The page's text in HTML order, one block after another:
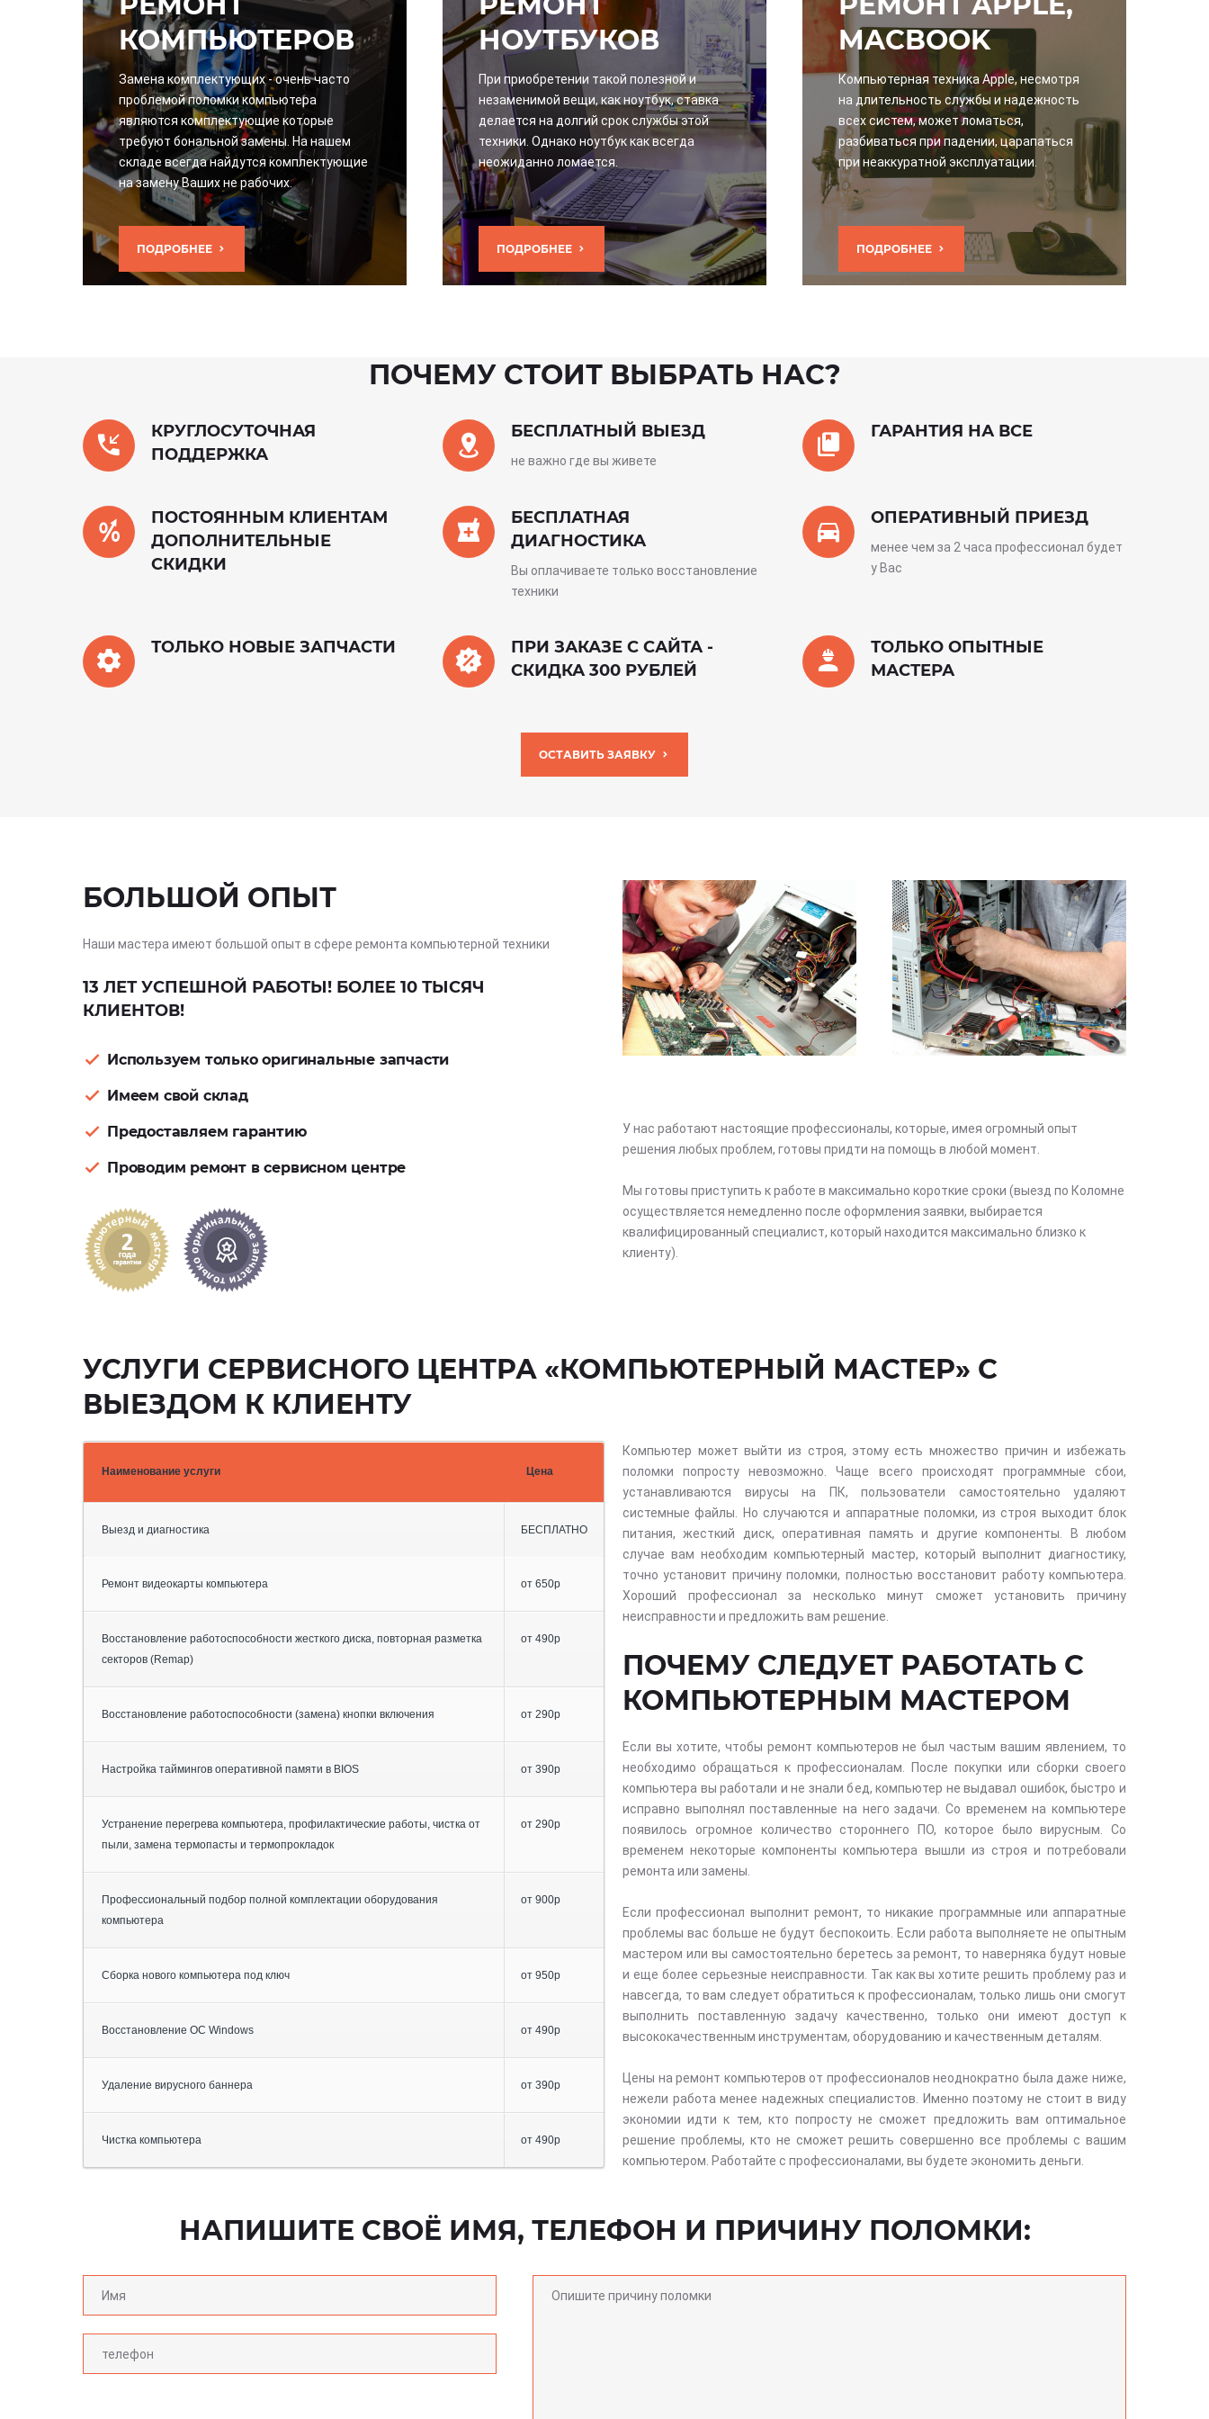
КОМПЬЮТЕРОВ
Замена комплектующих - очень часто
проблемой поломки компьютера
являются комплектующие которые
требуют бональной замены. На нашем
складе всегда найдутся комплектующие
на замену Ваших не рабочих.
ПОДРОБНЕЕ
НОУТБУКОВ
При приобретении такой полезной и
незаменимой вещи, как ноутбук, ставка
делается на долгий срок службы этой
техники. Однако ноутбук как всегда
неожиданно ломается.
ПОДРОБНЕЕ
MACBOOK
Компьютерная техника Apple, несмотря
на длительность службы и надежность
всех систем, может ломаться,
разбиваться при падении, царапаться
при неаккуратной эксплуатации.
ПОДРОБНЕЕ
ПОЧЕМУ СТОИТ ВЫБРАТЬ НАС?
КРУГЛОСУТОЧНАЯ
ПОДДЕРЖКА
БЕСПЛАТНЫЙ ВЫЕЗД
не важно где вы живете
ГАРАНТИЯ НА ВСЕ
ПОСТОЯННЫМ КЛИЕНТАМ
ДОПОЛНИТЕЛЬНЫЕ
СКИДКИ
БЕСПЛАТНАЯ
ДИАГНОСТИКА
Вы оплачиваете только восстановление
техники
ОПЕРАТИВНЫЙ ПРИЕЗД
менее чем за 2 часа профессионал будет
у Вас
ТОЛЬКО НОВЫЕ ЗАПЧАСТИ
ПРИ ЗАКАЗЕ С САЙТА -
СКИДКА 300 РУБЛЕЙ
ТОЛЬКО ОПЫТНЫЕ
МАСТЕРА
ОСТАВИТЬ ЗАЯВКУ
БОЛЬШОЙ ОПЫТ
Наши мастера имеют большой опыт в сфере ремонта компьютерной техники
13 ЛЕТ УСПЕШНОЙ РАБОТЫ! БОЛЕЕ 10 ТЫСЯЧ
КЛИЕНТОВ!
Используем только оригинальные запчасти
Имеем свой склад
Предоставляем гарантию
Проводим ремонт в сервисном центре
У нас работают настоящие профессионалы, которые, имея огромный опыт
решения любых проблем, готовы придти на помощь в любой момент.
Мы готовы приступить к работе в максимально короткие сроки (выезд по Коломне
осуществляется немедленно после оформления заявки, выбирается
квалифицированный специалист, который находится максимально близко к
клиенту).
УСЛУГИ СЕРВИСНОГО ЦЕНТРА «КОМПЬЮТЕРНЫЙ МАСТЕР» С
ВЫЕЗДОМ К КЛИЕНТУ
Наименование услуги Цена
Выезд и диагностика БЕСПЛАТНО
Ремонт видеокарты компьютера от 650р
Восстановление работоспособности жесткого диска, повторная разметка
секторов (Remap)
от 490р
Восстановление работоспособности (замена) кнопки включения от 290р
Настройка таймингов оперативной памяти в BIOS от 390р
Устранение перегрева компьютера, профилактические работы, чистка от
пыли, замена термопасты и термопрокладок
от 290р
Профессиональный подбор полной комплектации оборудования
компьютера
от 900р
Сборка нового компьютера под ключ от 950р
Восстановление ОС Windows от 490р
Удаление вирусного баннера от 390р
Чистка компьютера от 490р
Компьютер может выйти из строя, этому есть множество причин и избежать
поломки попросту невозможно. Чаще всего происходят программные сбои,
устанавливаются вирусы на ПК, пользователи самостоятельно удаляют
системные файлы. Но случаются и аппаратные поломки, из строя выходит блок
питания, жесткий диск, оперативная память и другие компоненты. В любом
случае вам необходим компьютерный мастер, который выполнит диагностику,
точно установит причину поломки, полностью восстановит работу компьютера.
Хороший профессионал за несколько минут сможет установить причину
неисправности и предложить вам решение.
ПОЧЕМУ СЛЕДУЕТ РАБОТАТЬ С
КОМПЬЮТЕРНЫМ МАСТЕРОМ
Если вы хотите, чтобы ремонт компьютеров не был частым вашим явлением, то
необходимо обращаться к профессионалам. После покупки или сборки своего
компьютера вы работали и не знали бед, компьютер не выдавал ошибок, быстро и
исправно выполнял поставленные на него задачи. Со временем на компьютере
появилось огромное количество стороннего ПО, которое было вирусным. Со
временем некоторые компоненты компьютера вышли из строя и потребовали
ремонта или замены.
Если профессионал выполнит ремонт, то никакие программные или аппаратные
проблемы вас больше не будут беспокоить. Если работа выполняете не опытным
мастером или вы самостоятельно беретесь за ремонт, то наверняка будут новые
и еще более серьезные неисправности. Так как вы хотите решить проблему раз и
навсегда, то вам следует обратиться к профессионалам, только лишь они смогут
выполнить поставленную задачу качественно, только они имеют доступ к
высококачественным инструментам, оборудованию и качественным деталям.
Цены на ремонт компьютеров от профессионалов неоднократно была даже ниже,
нежели работа менее надежных специалистов. Именно поэтому не стоит в виду
экономии идти к тем, кто попросту не сможет предложить вам оптимальное
решение проблемы, кто не сможет решить совершенно все проблемы с вашим
компьютером. Работайте с профессионалами, вы будете экономить деньги.
НАПИШИТЕ СВОЁ ИМЯ, ТЕЛЕФОН И ПРИЧИНУ ПОЛОМКИ: